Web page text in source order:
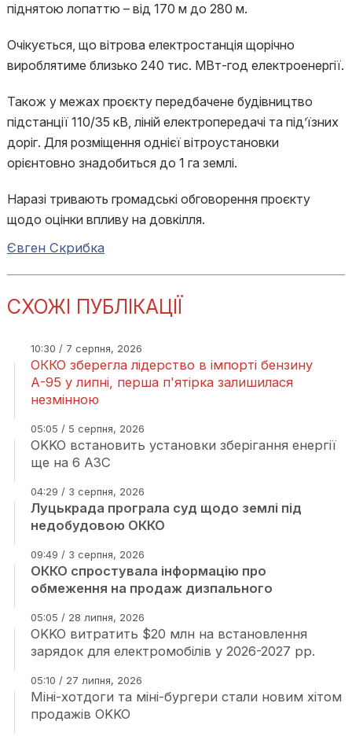
піднятою лопаттю – від 170 м до 280 м.
Очікується, що вітрова електростанція щорічно
вироблятиме близько 240 тис. МВт-год електроенергії.
Також у межах проєкту передбачене будівництво
підстанції 110/35 кВ, ліній електропередачі та під’їзних
доріг. Для розміщення однієї вітроустановки
орієнтовно знадобиться до 1 га землі.
Наразі тривають громадські обговорення проєкту
щодо оцінки впливу на довкілля.
Євген Скрибка
СХОЖІ ПУБЛІКАЦІЇ
10:30 / 7 серпня, 2026
ОККО зберегла лідерство в імпорті бензину
А-95 у липні, перша п'ятірка залишилася
незмінною
05:05 / 5 серпня, 2026
OKKO встановить установки зберігання енергії
ще на 6 АЗС
04:29 / 3 серпня, 2026
Луцькрада програла суд щодо землі під
недобудовою ОККО
09:49 / 3 серпня, 2026
ОККО спростувала інформацію про
обмеження на продаж дизпального
05:05 / 28 липня, 2026
OKKO витратить $20 млн на встановлення
зарядок для електромобілів у 2026-2027 рр.
05:10 / 27 липня, 2026
Міні-хотдоги та міні-бургери стали новим хітом
продажів OKKO